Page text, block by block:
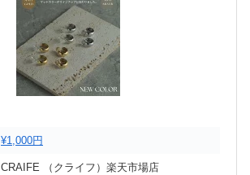
¥1,000円
CRAIFE （クライフ）楽天市場店